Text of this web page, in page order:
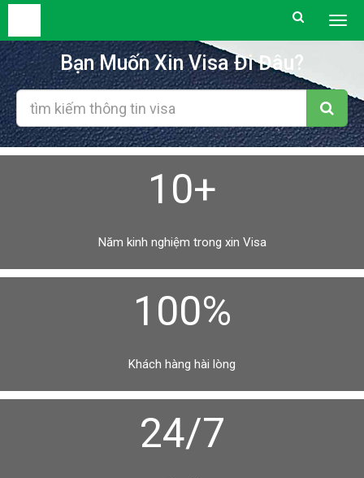
Bạn Muốn Xin Visa Đi Đâu?
10+
Năm kinh nghiệm trong xin Visa
100%
Khách hàng hài lòng
24/7